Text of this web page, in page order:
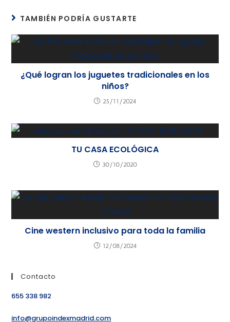
TAMBIÉN PODRÍA GUSTARTE
¿Qué logran los juguetes tradicionales en los
niños?
25/11/2024
TU CASA ECOLÓGICA
30/10/2020
Cine western inclusivo para toda la familia
12/08/2024
Contacto
655 338 982
info@grupoindexmadrid.com